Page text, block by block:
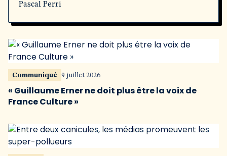
Pascal Perri
Communiqué 9 juillet 2026
« Guillaume Erner ne doit plus être la voix de
France Culture »